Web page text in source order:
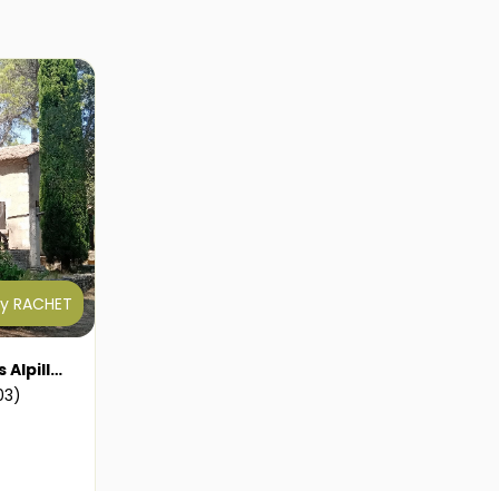
RACHET
Mazet dans le massif des Alpilles